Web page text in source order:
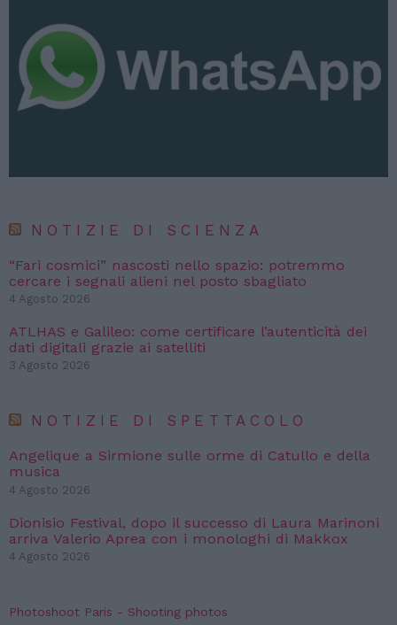
NOTIZIE DI SCIENZA
“Fari cosmici” nascosti nello spazio: potremmo
cercare i segnali alieni nel posto sbagliato
4 Agosto 2026
ATLHAS e Galileo: come certificare l’autenticità dei
dati digitali grazie ai satelliti
3 Agosto 2026
NOTIZIE DI SPETTACOLO
Angelique a Sirmione sulle orme di Catullo e della
musica
4 Agosto 2026
Dionisio Festival, dopo il successo di Laura Marinoni
arriva Valerio Aprea con i monologhi di Makkox
4 Agosto 2026
Photoshoot Paris - Shooting photos